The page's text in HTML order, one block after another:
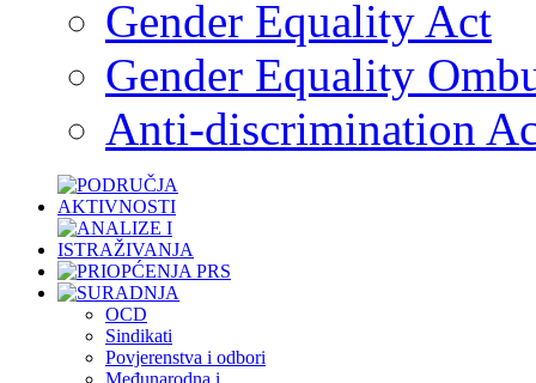
Gender Equality Act
Gender Equality
Anti-discrimination
OCD
Sindikati
Povjerenstva i odbori
Međunarodna i